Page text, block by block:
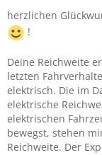
herzlichen
!
Deine Reichweite
letzten
elektrisch. Die im
elektrische
elektrischen
bewegst, stehen
Reichweite. Der